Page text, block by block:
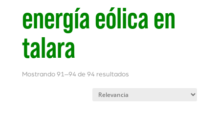
energía eólica en
talara
Mostrando 91–94 de 94 resultados